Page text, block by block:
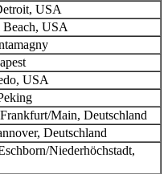
USA
Beach, USA
USA
Main, Deutschland
Deutschland
Niederhöchstadt,